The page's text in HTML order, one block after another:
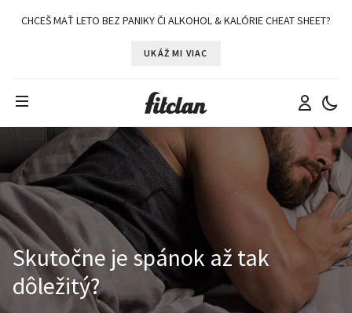
CHCEŠ MAŤ LETO BEZ PANIKY ČI ALKOHOL & KALÓRIE CHEAT SHEET?
UKÁŽ MI VIAC
Skutočne je spánok až tak
dôležitý?